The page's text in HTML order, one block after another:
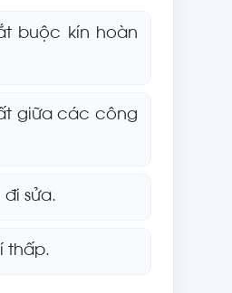
buộc kín hoàn
giữa các công
sửa.
thấp.